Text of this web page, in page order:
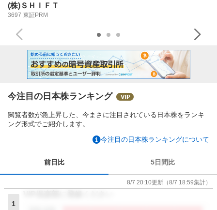
(株)ＳＨＩＦＴ
3697 東証PRM
今注目の日本株ランキング
閲覧者数が急上昇した、今まさに注目されている日本株をランキ
ング形式でご紹介します。
今注目の日本株ランキングについて
前日比 5日間比
8/7 20:10更新 （8/7 18:59集計）
1